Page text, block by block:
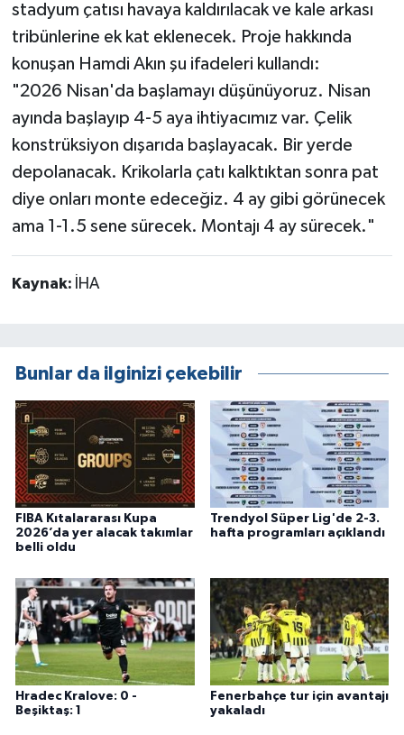
stadyum çatısı havaya kaldırılacak ve kale arkası
tribünlerine ek kat eklenecek. Proje hakkında
konuşan Hamdi Akın şu ifadeleri kullandı:
"2026 Nisan'da başlamayı düşünüyoruz. Nisan
ayında başlayıp 4-5 aya ihtiyacımız var. Çelik
konstrüksiyon dışarıda başlayacak. Bir yerde
depolanacak. Krikolarla çatı kalktıktan sonra pat
diye onları monte edeceğiz. 4 ay gibi görünecek
ama 1-1.5 sene sürecek. Montajı 4 ay sürecek."
Kaynak: İHA
Bunlar da ilginizi çekebilir
FIBA Kıtalararası Kupa
2026’da yer alacak takımlar
belli oldu
Trendyol Süper Lig'de 2-3.
hafta programları açıklandı
Hradec Kralove: 0 -
Beşiktaş: 1
Fenerbahçe tur için avantajı
yakaladı